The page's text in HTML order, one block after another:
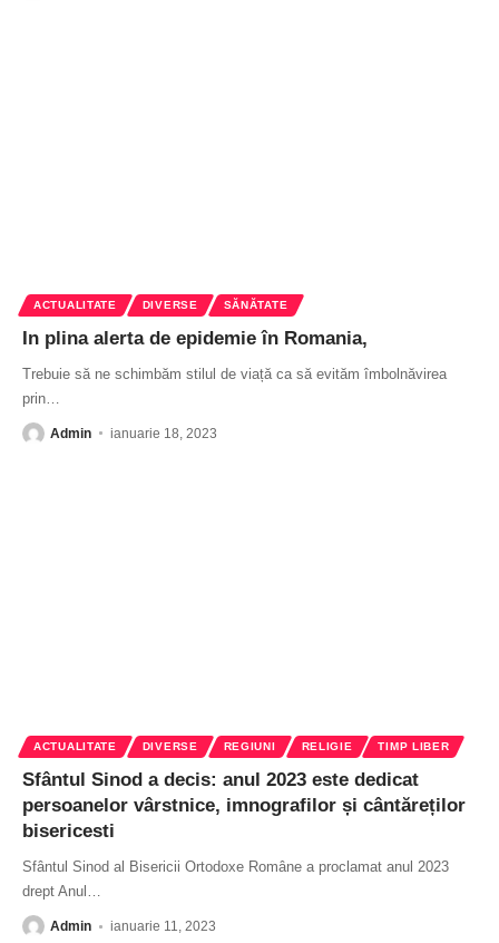
ACTUALITATE DIVERSE SĂNĂTATE
In plina alerta de epidemie în Romania,
Trebuie să ne schimbăm stilul de viață ca să evităm îmbolnăvirea
prin
Admin ianuarie 18, 2023
ACTUALITATE DIVERSE REGIUNI RELIGIE TIMP LIBER
Sfântul Sinod a decis: anul 2023 este dedicat
persoanelor vârstnice, imnografilor și cântăreților
bisericesti
Sfântul Sinod al Bisericii Ortodoxe Române a proclamat anul 2023
drept Anul …
Admin ianuarie 11, 2023